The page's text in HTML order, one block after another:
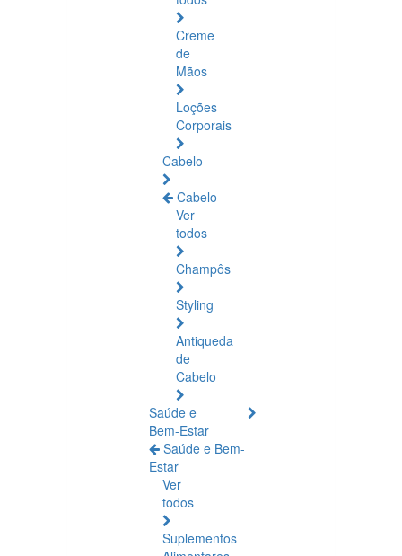
Creme
de
Mãos
Loções
Corporais
Cabelo
Cabelo
Ver
todos
Champôs
Styling
Antiqueda
de
Cabelo
Saúde e
Bem-Estar
Saúde e Bem-
Estar
Ver
todos
Suplementos